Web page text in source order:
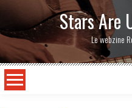
Stars Are
Le webzine